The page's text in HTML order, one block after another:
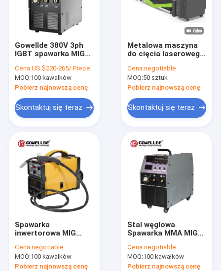
Dom
Produkty
Filmy
Pokaz VR
O nas
Gowellde 380V 3ph
IGBT spawarka MIG
MIG250GY drut
spawalniczy do
użytku domowego
Cena:US $220-265/ Piece
MOQ:100 kawałków
Pobierz najnowszą cenę
Skontaktuj się teraz
Metalowa maszyna
do cięcia laserowego
do aluminium ze stali
nierdzewnej
Cena:negotiable
MOQ:50 sztuk
Pobierz najnowszą cenę
Skontaktuj się teraz
Spawarka
inwertorowa MIG
220V
Cena:negotiable
MOQ:100 kawałków
Pobierz najnowszą cenę
Stal węglowa
Spawarka MMA MIG
Przenośna ochrona
IP21
Cena:negotiable
MOQ:100 kawałków
Pobierz najnowszą cenę